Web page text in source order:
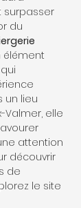
surpasser
du
élément
un lieu
Valmer, elle
attention
découvrir
de
le site